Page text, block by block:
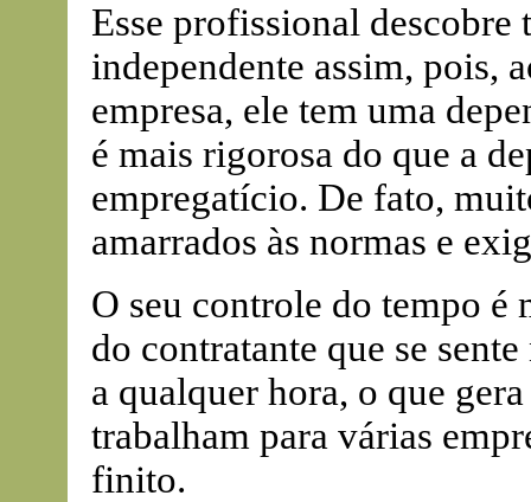
Esse profissional descobre
independente assim, pois,
empresa, ele tem uma
é mais rigorosa do que a
empregatício. De fato,
amarrados às normas e
O seu controle do tempo
do contratante que se
a qualquer hora, o que
trabalham para várias
finito.